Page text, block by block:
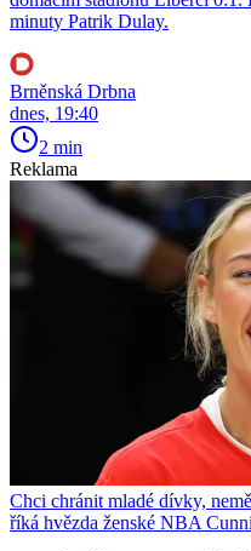
minuty Patrik Dulay.
Brněnská Drbna
dnes, 19:40
2 min
Reklama
Chci chránit mladé dívky,
říká hvězda ženské NBA